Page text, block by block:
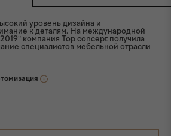
уровень дизайна и
к деталям. На международной
компания Top concept получила
специалистов мебельной отрасли